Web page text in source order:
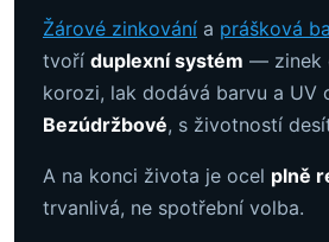
Žárové zinkování a prášková
tvoří duplexní systém — zinek
korozi, lak dodává barvu a UV
Bezúdržbové, s životností
A na konci života je ocel plně
trvanlivá, ne spotřební volba.